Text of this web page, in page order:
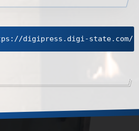
digipress.digi-state.com/"